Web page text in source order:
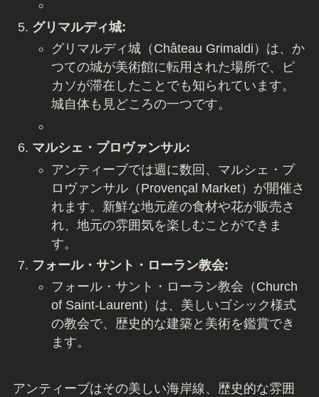
グリマルディ城:
グリマルディ城（Château Grimaldi）は、か
つての城が美術館に転用された場所で、ピ
カソが滞在したことでも知られています。
城自体も見どころの一つです。
マルシェ・プロヴァンサル:
アンティーブでは週に数回、マルシェ・プ
ロヴァンサル（Provençal Market）が開催さ
れます。新鮮な地元産の食材や花が販売さ
れ、地元の雰囲気を楽しむことができま
す。
フォール・サント・ローラン教会:
フォール・サント・ローラン教会（Church
of Saint-Laurent）は、美しいゴシック様式
の教会で、歴史的な建築と美術を鑑賞でき
ます。
アンティーブはその美しい海岸線、歴史的な雰囲